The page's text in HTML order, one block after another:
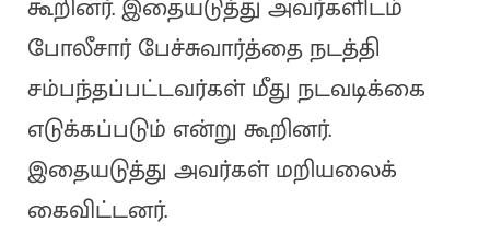
கூறினர். இதையடுத்து அவர்களிடம்
போலீசார் பேச்சுவார்த்தை நடத்தி
சம்பந்தப்பட்டவர்கள் மீது நடவடிக்கை
எடுக்கப்படும் என்று கூறினர்.
இதையடுத்து அவர்கள் மறியலைக்
கைவிட்டனர்.